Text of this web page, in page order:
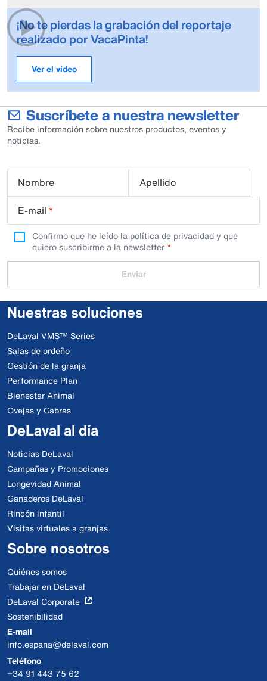
¡No te pierdas la grabación del reportaje
realizado por VacaPinta!
Ver el vídeo
Suscríbete a nuestra newsletter
Recibe información sobre nuestros productos, eventos y
noticias.
Nombre
Apellido
E-mail *
Confirmo que he leído la política de privacidady que
quiero suscribirme a la newsletter
Enviar
Nuestras soluciones
DeLaval VMS™ Series
Salas de ordeño
Gestión de la granja
Performance Plan
Bienestar Animal
Ovejas y Cabras
DeLaval al día
Noticias DeLaval
Campañas y Promociones
Longevidad Animal
Ganaderos DeLaval
Rincón infantil
Visitas virtuales a granjas
Sobre nosotros
Quiénes somos
Trabajar en DeLaval
DeLaval Corporate
Sostenibilidad
E-mail
info.espana@delaval.com
Teléfono
+34 91 443 75 62